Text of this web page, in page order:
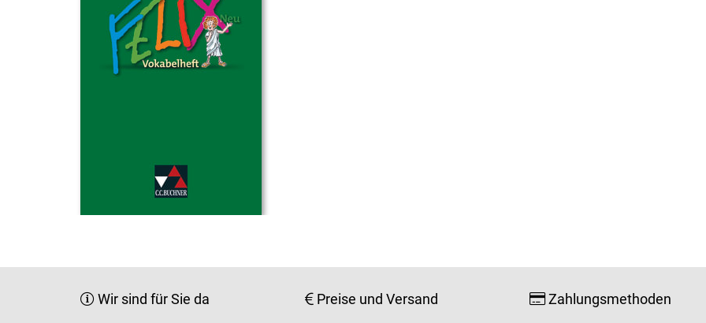
Wir sind für Sie da Preise und Versand Zahlungsmethoden